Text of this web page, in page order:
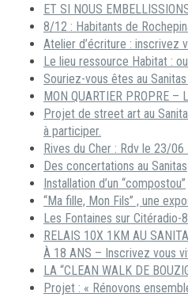
ET SI NOUS
8/12 : Habitants de
Atelier d’écriture : inscrivez
Le lieu ressource Habitat :
Souriez-vous êtes au
MON QUARTIER PROPRE –
Projet de street art au
à participer.
Rives du Cher : Rdv le 23/
Des concertations au Sanitas
Installation d’un “compostou”
“Ma fille, Mon Fils” , une
Les Fontaines sur Citéradio-
RELAIS 10X 1KM AU
À 18 ANS – Inscrivez vous
LA “CLEAN WALK DE
Projet : « Rénovons